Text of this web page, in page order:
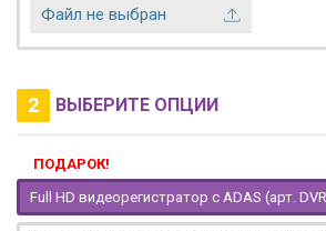
Файл не выбран
2 ВЫБЕРИТЕ ОПЦИИ
ПОДАРОК!
Full HD видеорегистратор с ADAS (арт.